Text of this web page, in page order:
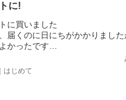
に!
に買いました
届くのに日にちがかかりまし
かったです
はじめて